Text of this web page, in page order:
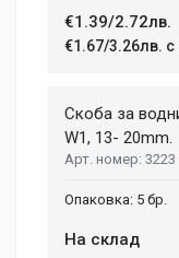
Dimensions
207 mm
Helena Garcia
2 January, 2018
hendrerit eros
€1.39/2.72лв.
€1.67/3.26лв.
Скоба за
W1, 13- 20mm.
3223
5 бр.
На склад